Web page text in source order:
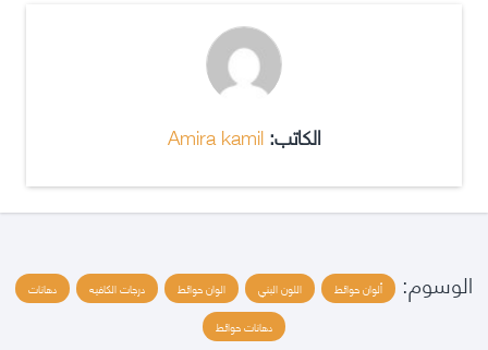
الكاتب:Amira kamil
الوسوم: ألوان حوائط اللون البني الوان حوائط درجات الكافيه
دهانات
دهانات حوائط